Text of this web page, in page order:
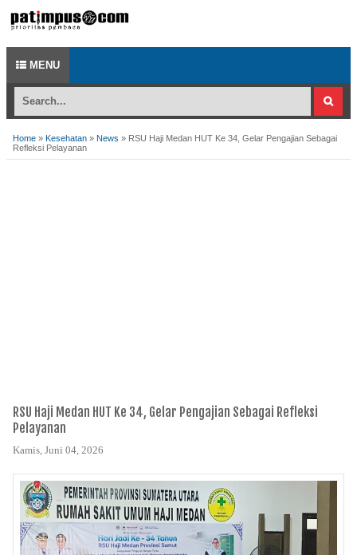
MENU
Home » Kesehatan » News » RSU Haji Medan HUT Ke 34, Gelar Pengajian Sebagai
Refleksi Pelayanan
RSU Haji Medan HUT Ke 34, Gelar Pengajian Sebagai Refleksi
Pelayanan
Kamis, Juni 04, 2026